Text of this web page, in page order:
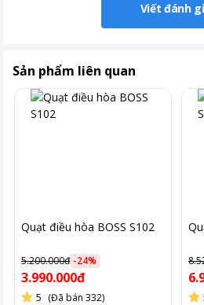
Tạo ion âm – Lọc sạch không khí,
Tích hợp chức năng tạo ion âm,
Viết đánh
Sản phẩm liên quan
Quạt điều hòa BOSS S102
5.200.000đ -24%
3.990.000đ
5 (Đã bán 332)